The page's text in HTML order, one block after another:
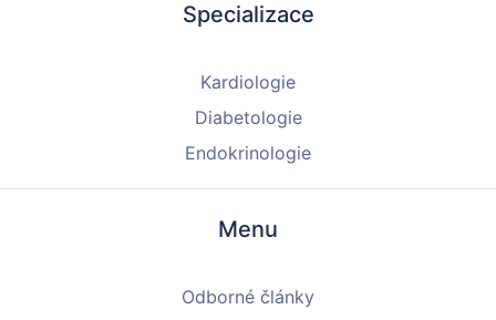
Specializace
Kardiologie
Diabetologie
Endokrinologie
Menu
Odborné články